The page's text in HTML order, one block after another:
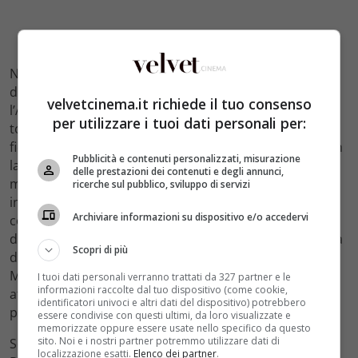
Non è la prima volta che Rosy tenta di girare le spalle
dal suo destino di malavitosa: già da ragazza, infatti,
l’Abate era scappata negli Stati Uniti ma, una volta
tornata in Sicilia per celebrare il suo matrimonio col
fidanzato Salvo Rizzuto, si è ritrovata faccia a faccia con
la mafia che le portato via in men che non si dica il
marito e suoi tre fratelli, Nardo, Vito e Carmine
inserendo Rosalia in una spirale di vendetta che l’ha
condotta ad avere in un breve lasso di tempo potere e
dominio assoluto del territorio siciliano. Tutto questo a
discapito del legame con la sua migliore amica, Claudia
Mares, che da piccola le aveva salvato la vita in un
attentato in cui la vittoma avrebbe dovuto essere il
padre di Rosy.
Settembre sarà il mese della Regina di Palermo.
velvetcinema.it richiede il tuo consenso
per utilizzare i tuoi dati personali per:
Pubblicità e contenuti personalizzati, misurazione
delle prestazioni dei contenuti e degli annunci,
ricerche sul pubblico, sviluppo di servizi
Archiviare informazioni su dispositivo e/o accedervi
Scopri di più
I tuoi dati personali verranno trattati da 327 partner e le
informazioni raccolte dal tuo dispositivo (come cookie,
identificatori univoci e altri dati del dispositivo) potrebbero
essere condivise con questi ultimi, da loro visualizzate e
memorizzate oppure essere usate nello specifico da questo
sito. Noi e i nostri partner potremmo utilizzare dati di
localizzazione esatti. Elenco dei partner.